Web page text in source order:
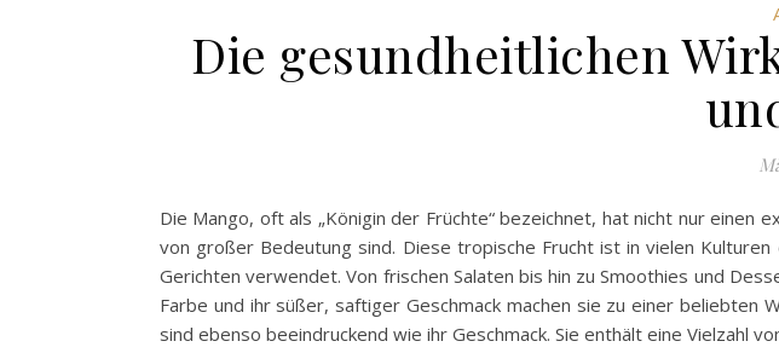
Die gesundheitlichen
Die Mango, oft als „Königin der Früchte“ bezeichnet, hat nicht nur einen
von großer Bedeutung sind. Diese tropische Frucht ist in vielen
Gerichten verwendet. Von frischen Salaten bis hin zu Smoothies und
Farbe und ihr süßer, saftiger Geschmack machen sie zu einer beliebten
sind ebenso beeindruckend wie ihr Geschmack. Sie enthält eine Vielzahl